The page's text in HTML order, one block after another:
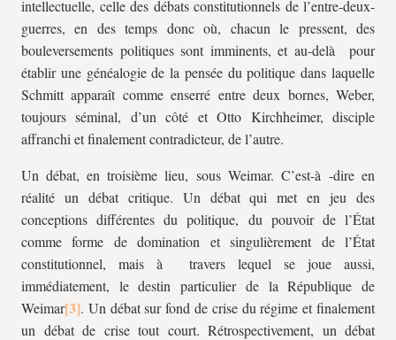
intellectuelle, celle des débats constitutionnels de l’entre-deux-
guerres, en des temps donc où, chacun le pressent, des
bouleversements politiques sont imminents, et au-delà pour
établir une généalogie de la pensée du politique dans laquelle
Schmitt apparaît comme enserré entre deux bornes, Weber,
toujours séminal, d’un côté et Otto Kirchheimer, disciple
affranchi et finalement contradicteur, de l’autre.
Un débat, en troisième lieu, sous Weimar. C’est-à -dire en
réalité un débat critique. Un débat qui met en jeu des
conceptions différentes du politique, du pouvoir de l’État
comme forme de domination et singulièrement de l’État
constitutionnel, mais à travers lequel se joue aussi,
immédiatement, le destin particulier de la République de
Weimar
. Un débat sur fond de crise du régime et finalement
un débat de crise tout court. Rétrospectivement, un débat